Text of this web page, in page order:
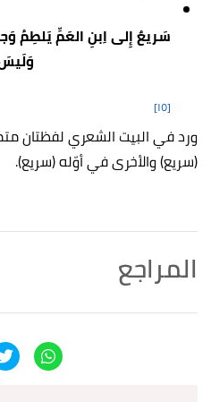
سَريعٌ إِلى اِبنِ العَمِّ يَلطِمُ
[١٥]
ورد في البيت الشعري لفظتان
(سريع) والأخرى في أوّله (سريع).
المراجع
احمد الهاشمي،البلاغة